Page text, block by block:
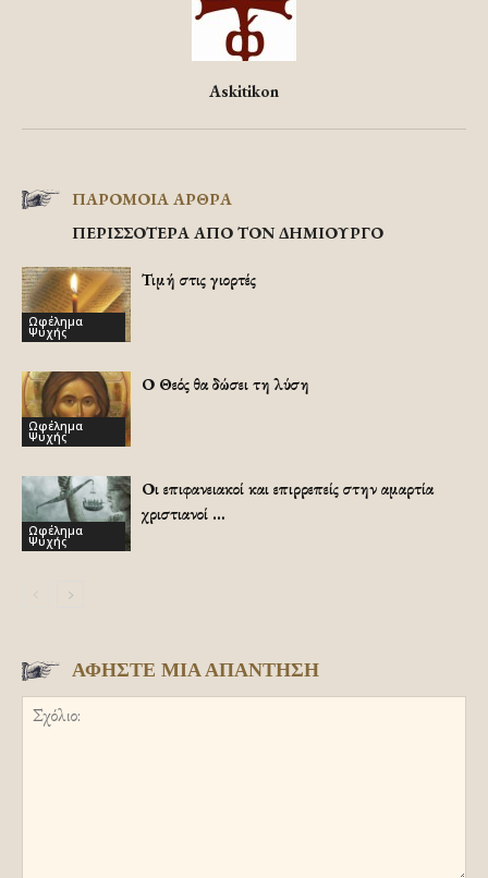
Askitikon
ΠΑΡΟΜΟΙΑ ΑΡΘΡΑ
ΠΕΡΙΣΣΟΤΕΡΑ ΑΠΟ ΤΟΝ ΔΗΜΙΟΥΡΓΟ
Ωφέλημα
Ψυχής
Τιμή στις γιορτές
Ωφέλημα
Ψυχής
Ο Θεός θα δώσει τη λύση
Ωφέλημα
Ψυχής
Οι επιφανειακοί και επιρρεπείς στην αμαρτία
χριστιανοί …
ΑΦΗΣΤΕ ΜΙΑ ΑΠΑΝΤΗΣΗ